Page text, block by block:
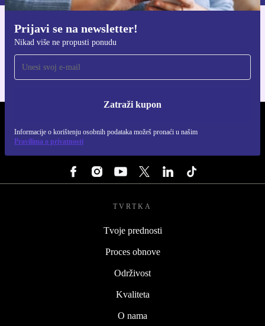
Prijavi se na newsletter!
Nikad više ne propusti ponudu
Zatraži kupon
Informacije o korištenju osobnih podataka možeš pronaći u našim
Pravilima o privatnosti
Preuzmi refurbed aplikaciju
Za iOS i Android
TVRTKA
Tvoje prednosti
Proces obnove
Održivost
Kvaliteta
O nama